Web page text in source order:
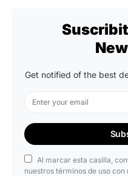
Get notified of the best
Al marcar esta casilla,
nuestros términos de uso